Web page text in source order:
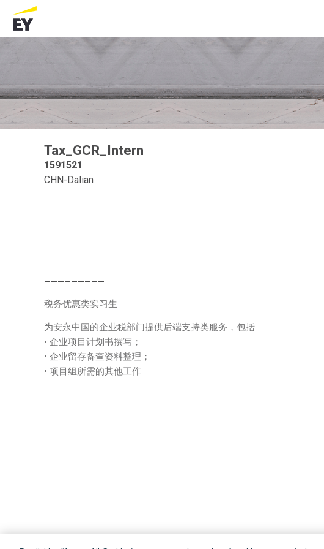
Tax_GCR_Intern
1591521
CHN-Dalian
_________
税务优惠类实习生
为安永中国的企业税部门提供后端支持类服务，包括
• 企业项目计划书撰写；
• 企业留存备查资料整理；
• 项目组所需的其他工作